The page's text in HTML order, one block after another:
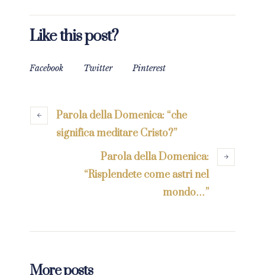
Like this post?
Facebook Twitter Pinterest
Parola della Domenica: “che
significa meditare Cristo?”
Parola della Domenica:
“Risplendete come astri nel
mondo…”
More posts